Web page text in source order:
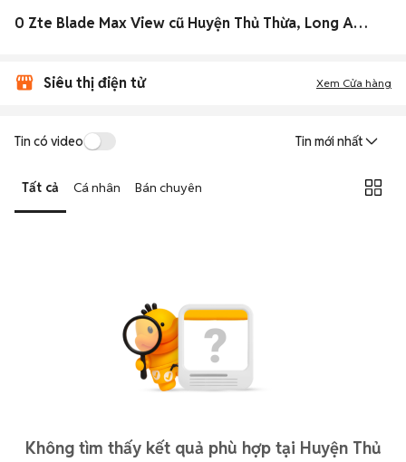
0 Zte Blade Max View cũ Huyện Thủ Thừa, Long An đẹp
Siêu thị điện tử Xem Cửa hàng
Tin có video Tin mới nhất
Tất cả Cá nhân Bán chuyên
Không tìm thấy kết quả phù hợp tại Huyện Thủ